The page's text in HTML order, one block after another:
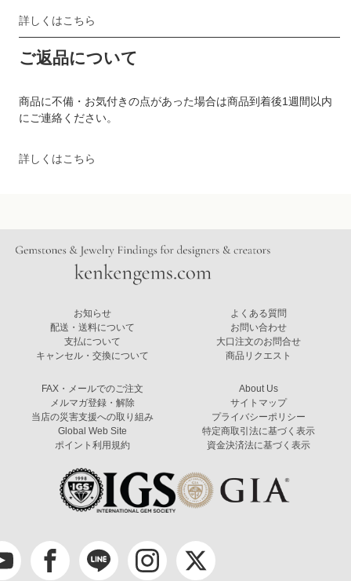
詳しくはこちら
ご返品について
商品に不備・お気付きの点があった場合は商品到着後1週間以内
にご連絡ください。
詳しくはこちら
お知らせ
配送・送料について
支払について
キャンセル・交換について
よくある質問
お問い合わせ
大口注文のお問合せ
商品リクエスト
FAX・メールでのご注文
メルマガ登録・解除
当店の災害支援への取り組み
Global Web Site
ポイント利用規約
About Us
サイトマップ
プライバシーポリシー
特定商取引法に基づく表示
資金決済法に基づく表示